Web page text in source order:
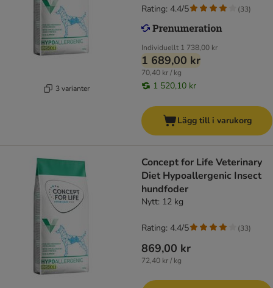
3 varianter
Individuellt 1 738,00 kr
1 689,00 kr
70,40 kr / kg
1 520,10 kr
Rating: 4.4/5 (33)
Lägg till i varukorg
Concept for Life Veterinary
Diet Hypoallergenic Insect
hundfoder
Nytt: 12 kg
869,00 kr
72,40 kr / kg
Rating: 4.4/5 (33)